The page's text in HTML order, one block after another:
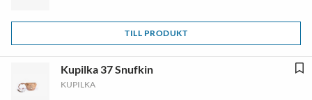
TILL PRODUKT
Kupilka 37 Snufkin
KUPILKA